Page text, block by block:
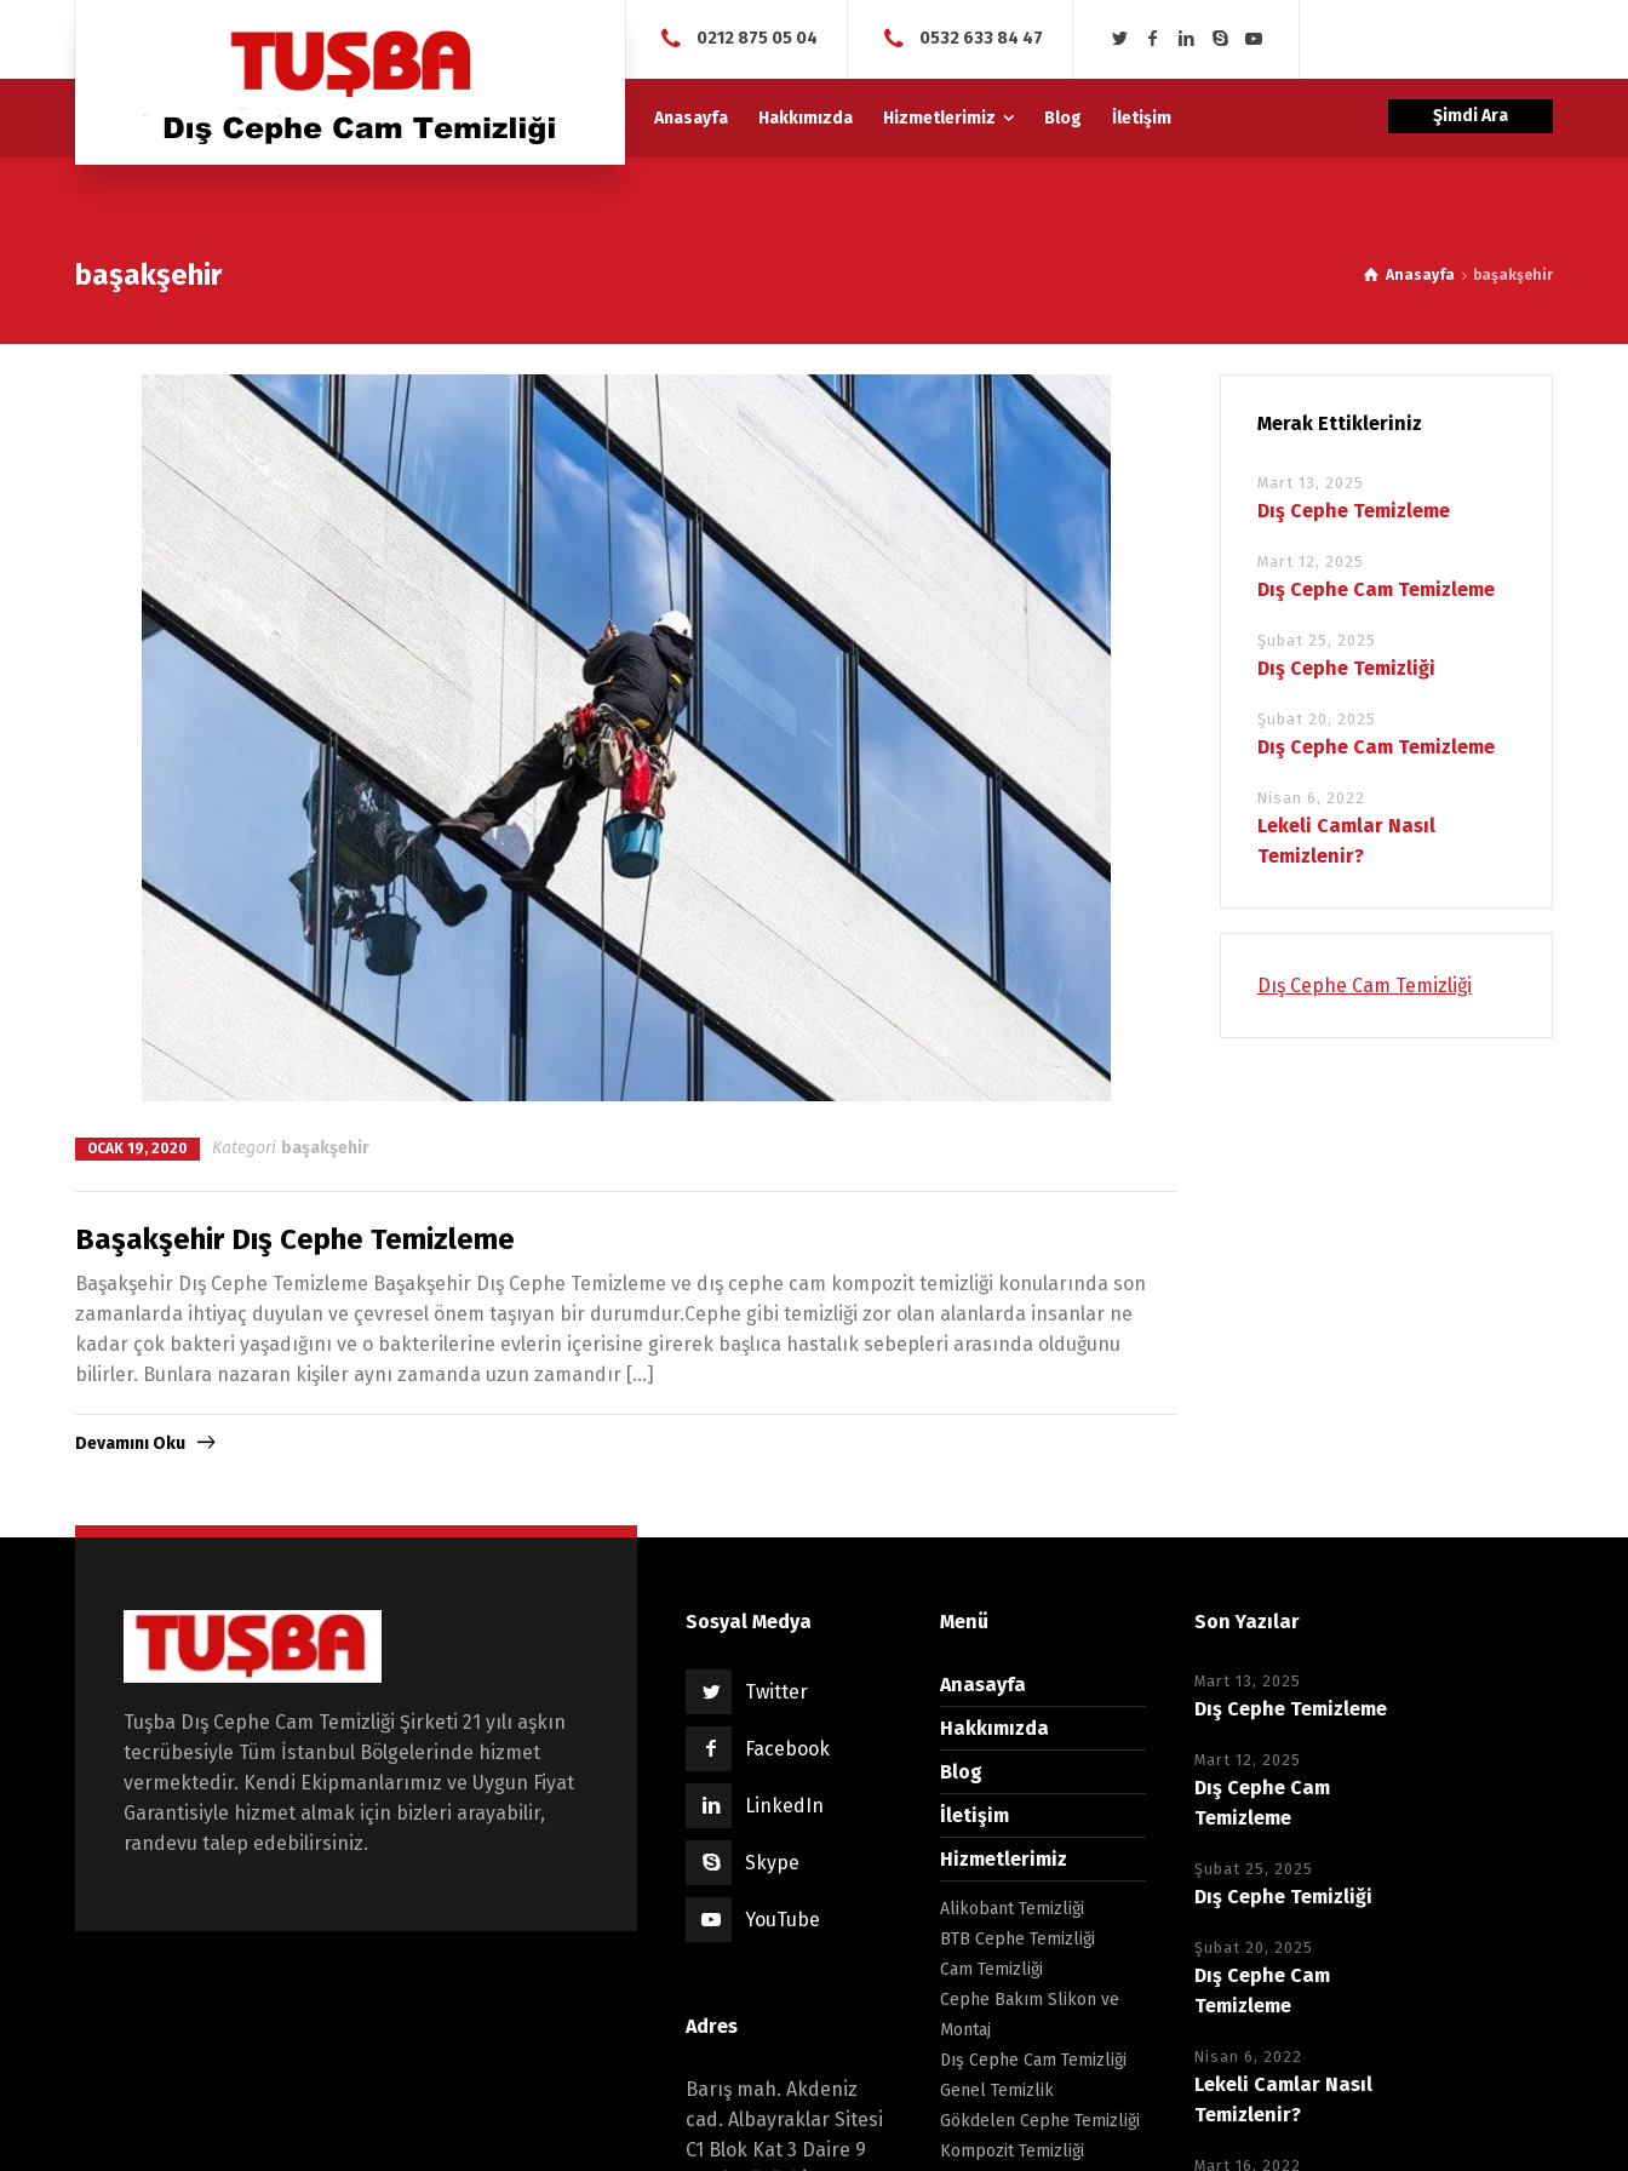
0212 875 05 04 0532 633 84 47
Anasayfa Hakkımızda Hizmetlerimiz Blog İletişim Şimdi Ara
başakşehir Anasayfa başakşehir
OCAK 19, 2020 Kategori başakşehir
Başakşehir Dış Cephe Temizleme
Başakşehir Dış Cephe Temizleme Başakşehir Dış Cephe Temizleme ve dış cephe cam kompozit temizliği konularında son
zamanlarda ihtiyaç duyulan ve çevresel önem taşıyan bir durumdur.Cephe gibi temizliği zor olan alanlarda insanlar ne
kadar çok bakteri yaşadığını ve o bakterilerine evlerin içerisine girerek başlıca hastalık sebepleri arasında olduğunu
bilirler. Bunlara nazaran kişiler aynı zamanda uzun zamandır […]
Devamını Oku
Merak Ettikleriniz
Mart 13, 2025
Dış Cephe Temizleme
Mart 12, 2025
Dış Cephe Cam Temizleme
Şubat 25, 2025
Dış Cephe Temizliği
Şubat 20, 2025
Dış Cephe Cam Temizleme
Nisan 6, 2022
Lekeli Camlar Nasıl
Temizlenir?
Dış Cephe Cam Temizliği
Tuşba Dış Cephe Cam Temizliği Şirketi 21 yılı aşkın
tecrübesiyle Tüm İstanbul Bölgelerinde hizmet
vermektedir. Kendi Ekipmanlarımız ve Uygun Fiyat
Garantisiyle hizmet almak için bizleri arayabilir,
randevu talep edebilirsiniz.
Sosyal Medya
Twitter
Facebook
LinkedIn
Skype
YouTube
Adres
Barış mah. Akdeniz
cad. Albayraklar Sitesi
C1 Blok Kat 3 Daire 9
Menü
Anasayfa
Hakkımızda
Blog
İletişim
Hizmetlerimiz
Alikobant Temizliği
BTB Cephe Temizliği
Cam Temizliği
Cephe Bakım Slikon ve
Montaj
Dış Cephe Cam Temizliği
Genel Temizlik
Gökdelen Cephe Temizliği
Kompozit Temizliği
Son Yazılar
Mart 13, 2025
Dış Cephe Temizleme
Mart 12, 2025
Dış Cephe Cam
Temizleme
Şubat 25, 2025
Dış Cephe Temizliği
Şubat 20, 2025
Dış Cephe Cam
Temizleme
Nisan 6, 2022
Lekeli Camlar Nasıl
Temizlenir?
Mart 16, 2022